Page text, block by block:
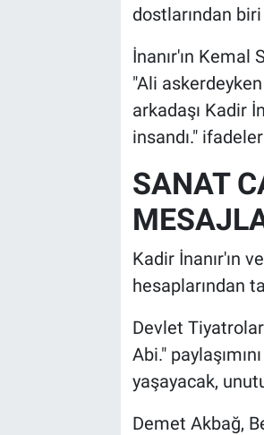
dostlarından
İnanır'ın Kemal
"Ali
arkadaşı Kadir
insandı."
SANAT
Kadir İnanır'ın
hesaplarından
Devlet
Abi."
yaşayacak,
Demet Akbağ,